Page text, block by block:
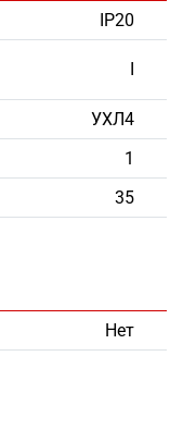
IP20
УХЛ4
1
35
Нет